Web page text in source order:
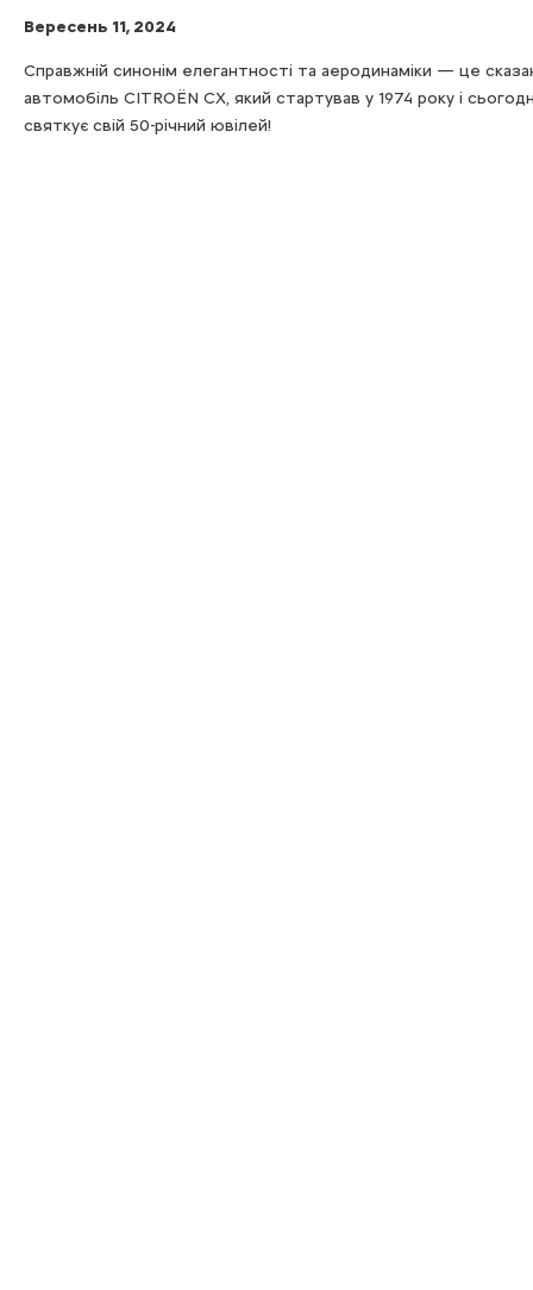
Вересень 11, 2024
Справжній синонім елегантності та аеродинаміки — це
автомобіль CITROЁN CX, який стартував у 1974 року і
святкує свій 50-річний ювілей!